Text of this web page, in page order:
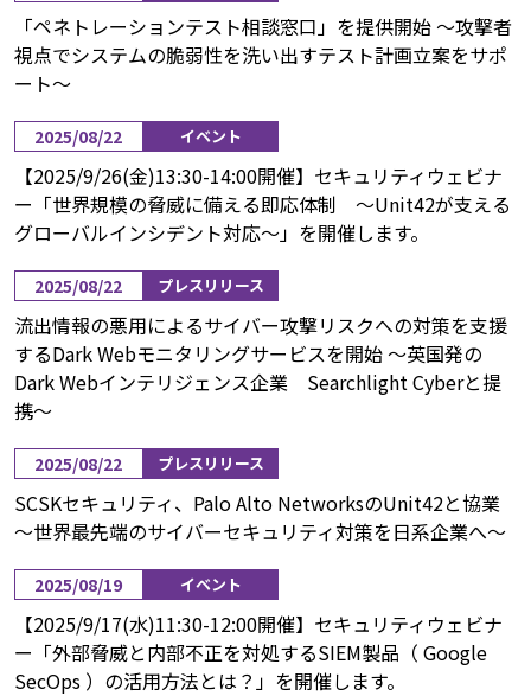
「ペネトレーションテスト相談窓口」を提供開始 ～攻撃者
視点でシステムの脆弱性を洗い出すテスト計画立案をサポ
ート～
2025/08/22 イベント
【2025/9/26(金)13:30-14:00開催】セキュリティウェビナ
ー「世界規模の脅威に備える即応体制 〜Unit42が支える
グローバルインシデント対応〜」を開催します。
2025/08/22 プレスリリース
流出情報の悪用によるサイバー攻撃リスクへの対策を支援
するDark Webモニタリングサービスを開始 ～英国発の
Dark Webインテリジェンス企業 Searchlight Cyberと提
携～
2025/08/22 プレスリリース
SCSKセキュリティ、Palo Alto NetworksのUnit42と協業
～世界最先端のサイバーセキュリティ対策を日系企業へ～
2025/08/19 イベント
【2025/9/17(水)11:30-12:00開催】セキュリティウェビナ
ー「外部脅威と内部不正を対処するSIEM製品（ Google
SecOps ）の活用方法とは？」を開催します。